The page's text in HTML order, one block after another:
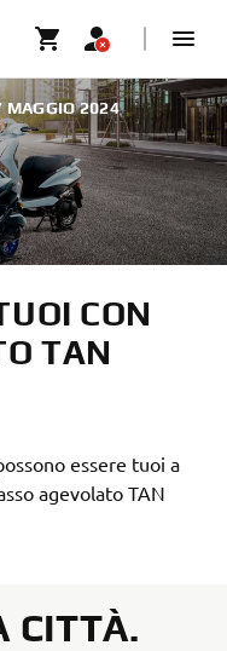
MAGGIO 2024
CON
TAN
essere tuoi a
agevolato TAN
CITTÀ.